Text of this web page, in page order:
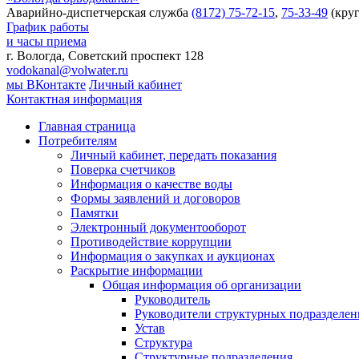
Аварийно-диспетчерская служба (8172) 75-72-15, 75-33-49
График работы
и часы приема
г. Вологда, Советский проспект 128
vodokanal@volwater.ru
мы ВКонтакте Личный кабинет
Контактная информация
Главная страница
Потребителям
Личный кабинет, передать показания
Поверка счетчиков
Информация о качестве воды
Формы заявлений и договоров
Памятки
Электронный документооборот
Противодействие коррупции
Информация о закупках и аукционах
Раскрытие информации
Общая информация об организации
Руководитель
Руководители структурных
Устав
Структура